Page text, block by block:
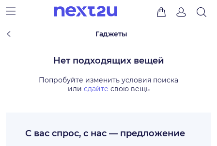
Гаджеты
Нет подходящих вещей
Попробуйте изменить условия поиска
или сдайте свою вещь
С вас спрос, с нас — предложение